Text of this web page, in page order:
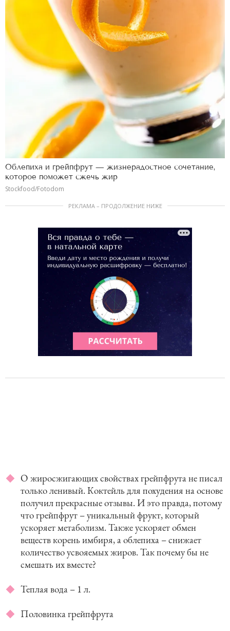
Облепиха и грейпфрут — жизнерадостное сочетание,
которое поможет сжечь жир
Stockfood/Fotodom
РЕКЛАМА – ПРОДОЛЖЕНИЕ НИЖЕ
О жиросжигающих свойствах грейпфрута не писал
только ленивый. Коктейль для похудения на основе
получил прекрасные отзывы. И это правда, потому
что грейпфрут – уникальный фрукт, который
ускоряет метаболизм. Также ускоряет обмен
веществ корень имбиря, а облепиха – снижает
количество усвояемых жиров. Так почему бы не
смешать их вместе?
Теплая вода – 1 л.
Половинка грейпфрута